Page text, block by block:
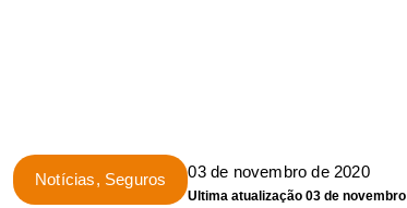
Notícias, Seguros 03 de novembro de 2020
Ultima atualização 03 de novembro